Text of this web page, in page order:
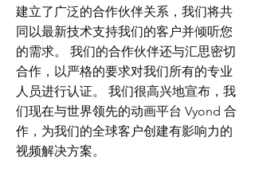
建立了广泛的合作伙伴关系，我们将共
同以最新技术支持我们的客户并倾听您
的需求。 我们的合作伙伴还与汇思密切
合作，以严格的要求对我们所有的专业
人员进行认证。 我们很高兴地宣布，我
们现在与世界领先的动画平台 Vyond 合
作，为我们的全球客户创建有影响力的
视频解决方案。